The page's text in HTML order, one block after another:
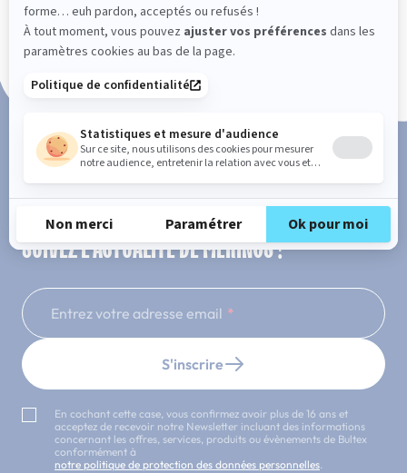
Paiement en 3x ou 4x sans frais
SUIVEZ L'ACTUALITÉ DE MERINOS !
Entrez votre adresse email
S'inscrire
En cochant cette case, vous confirmez avoir plus de 16 ans et
acceptez de recevoir notre Newsletter incluant des informations
concernant les offres, services, produits ou évènements de Bultex
conformément à
notre politique de protection des données personnelles.